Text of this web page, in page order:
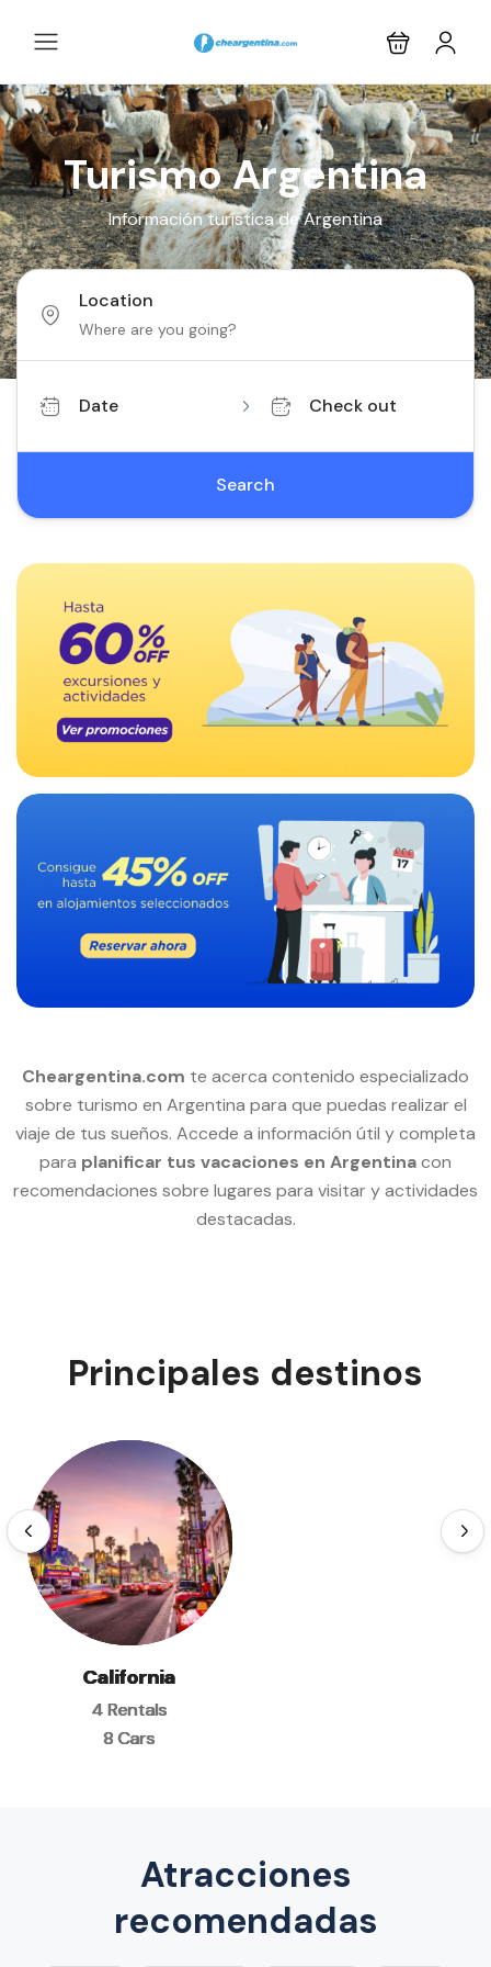
Turismo Argentina
Información turística de Argentina
Location
Date Check out
Search
Cheargentina.com te acerca contenido especializado
sobre turismo en Argentina para que puedas realizar el
viaje de tus sueños. Accede a información útil y completa
para planificar tus vacaciones en Argentinacon
recomendaciones sobre lugares para visitar y actividades
destacadas.
Principales destinos
California
4 Rentals
8 Cars
California
4 Rentals
8 Cars
California
4 Rentals
8 Cars
Atracciones
recomendadas